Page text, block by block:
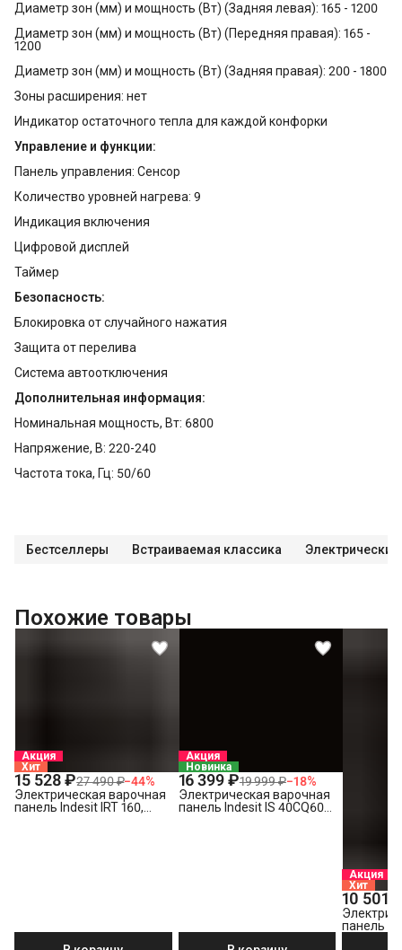
Диаметр зон (мм) и мощность (Вт) (Задняя левая): 165 - 1200
Диаметр зон (мм) и мощность (Вт) (Передняя правая): 165 -
1200
Диаметр зон (мм) и мощность (Вт) (Задняя правая): 200 - 1800
Зоны расширения: нет
Индикатор остаточного тепла для каждой конфорки
Управление и функции:
Панель управления: Сенсор
Количество уровней нагрева: 9
Индикация включения
Цифровой дисплей
Таймер
Безопасность:
Блокировка от случайного нажатия
Защита от перелива
Система автоотключения
Дополнительная информация:
Номинальная мощность, Вт: 6800
Напряжение, В: 220-240
Частота тока, Гц: 50/60
Бестселлеры Встраиваемая классика
Похожие товары
Акция
Хит
15 528 ₽27 490 ₽−44%
Электрическая варочная
панель Indesit IRT 160,
Акция
Новинка
16 399 ₽19 999 ₽−18%
Электрическая варочная
панель Indesit IS 40CQ60
Акция
Хит
10 501
панель